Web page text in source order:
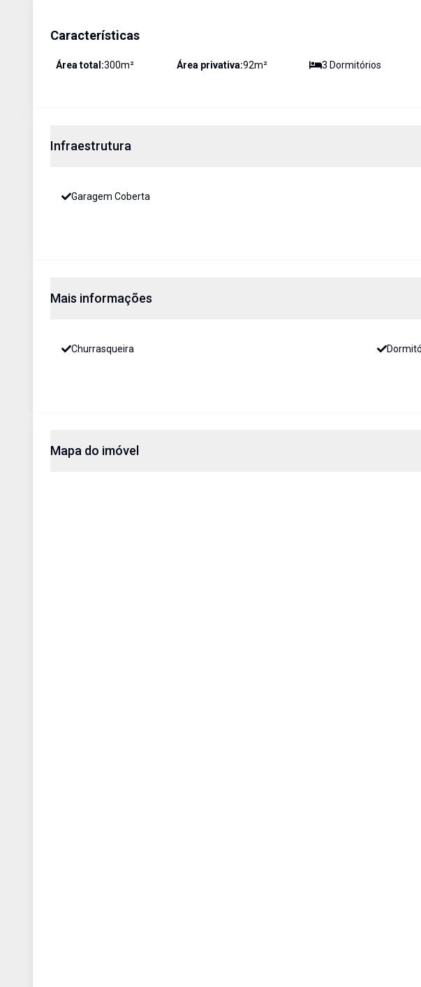
Características
Área total:300m² Área privativa:92m² 3 Dormitórios
Infraestrutura
Garagem Coberta
Mais informações
Churrasqueira
Mapa do imóvel